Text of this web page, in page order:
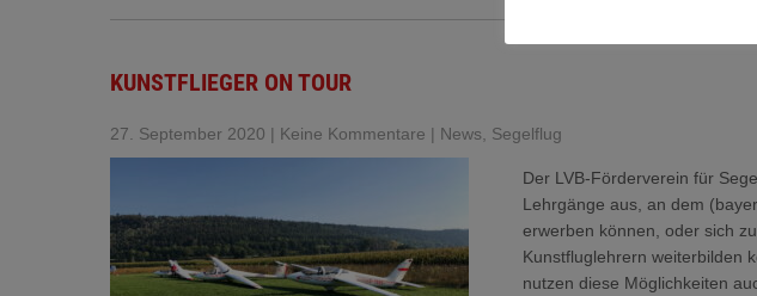
KUNSTFLIEGER ON TOUR
27. September 2020 | Keine Kommentare | News Segelflug
Der LVB-Förderverein für
Lehrgänge aus, an dem
erwerben können, oder sich
Kunstfluglehrern weiterbilden
nutzen diese Möglichkeiten